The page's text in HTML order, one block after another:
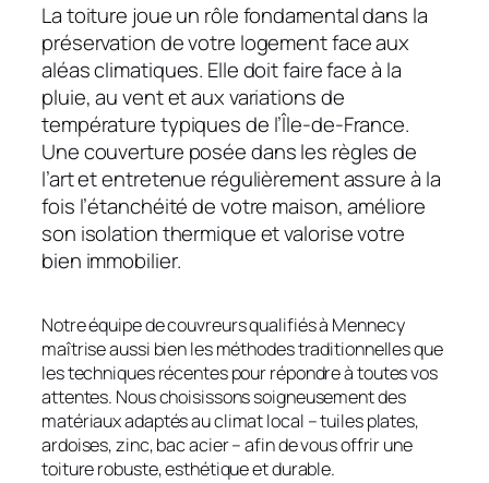
La toiture joue un rôle fondamental dans la
préservation de votre logement face aux
aléas climatiques. Elle doit faire face à la
pluie, au vent et aux variations de
température typiques de l’Île-de-France.
Une couverture posée dans les règles de
l’art et entretenue régulièrement assure à la
fois l’étanchéité de votre maison, améliore
son isolation thermique et valorise votre
bien immobilier.
Notre équipe de couvreurs qualifiés à Mennecy
maîtrise aussi bien les méthodes traditionnelles que
les techniques récentes pour répondre à toutes vos
attentes. Nous choisissons soigneusement des
matériaux adaptés au climat local – tuiles plates,
ardoises, zinc, bac acier – afin de vous offrir une
toiture robuste, esthétique et durable.